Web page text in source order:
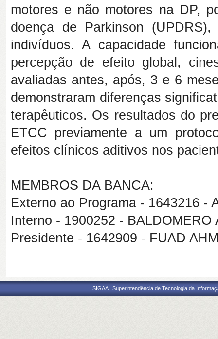
motores e não motores na DP,
doença de Parkinson
indivíduos. A capacidade
percepção de efeito global,
avaliadas antes, após, 3 e 6
demonstraram diferenças
terapêuticos. Os resultados do
ETCC previamente a um
efeitos clínicos aditivos nos
MEMBROS DA BANCA:
Externo ao Programa - 1643216 -
Interno - 1900252 - BALDOMERO
Presidente - 1642909 - FUAD
SIGAA | Superintendência de Tecnologia da